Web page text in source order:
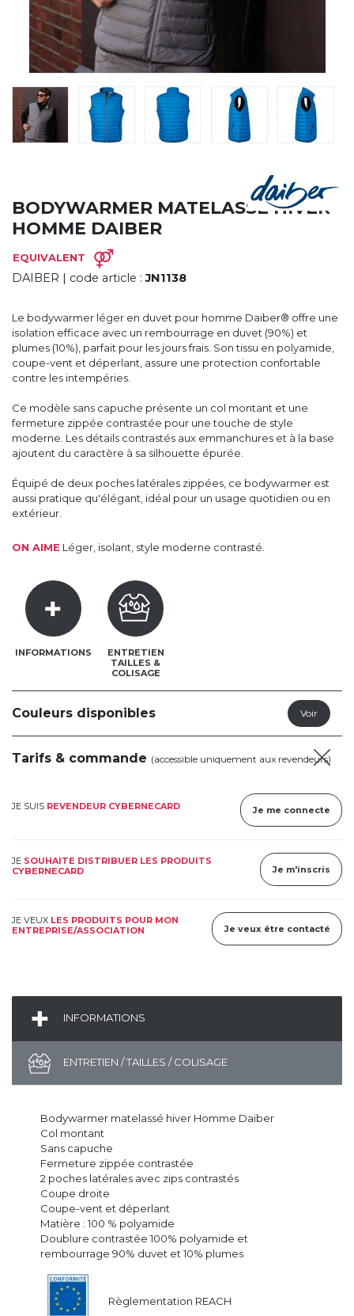
LA SOCIÉTÉ
SERVICES
ROADSHOWS, FORUM DES EXPERTS
MARQUES & CERTIFICATS
TECHNIQUES MARQUAGE
BLOG
BODYWARMER MATELASSÉ HIVER
HOMME DAIBER
EQUIVALENT
DAIBER | code article :JN1138
Le bodywarmer léger en duvet pour homme Daiber® offre une
isolation efficace avec un rembourrage en duvet (90%) et
plumes (10%), parfait pour les jours frais. Son tissu en polyamide,
coupe-vent et déperlant, assure une protection confortable
contre les intempéries.
Ce modèle sans capuche présente un col montant et une
fermeture zippée contrastée pour une touche de style
moderne. Les détails contrastés aux emmanchures et à la base
ajoutent du caractère à sa silhouette épurée.
Équipé de deux poches latérales zippées, ce bodywarmer est
aussi pratique qu'élégant, idéal pour un usage quotidien ou en
extérieur.
ON AIME Léger, isolant, style moderne contrasté.
INFORMATIONS
ENTRETIEN
TAILLES &
COLISAGE
Couleurs disponibles
Tarifs & commande (accessible uniquement aux revendeurs)
JE SUIS REVENDEUR CYBERNECARD Je me connecte
JE SOUHAITE DISTRIBUER LES PRODUITS
CYBERNECARD
Je m'inscris
JE VEUX LES PRODUITS POUR MON
ENTREPRISE/ASSOCIATION
Je veux être contacté
INFORMATIONS
ENTRETIEN / TAILLES / COLISAGE
Bodywarmer matelassé hiver Homme Daiber
Col montant
Sans capuche
Fermeture zippée contrastée
2 poches latérales avec zips contrastés
Coupe droite
Coupe-vent et déperlant
Matière : 100 % polyamide
Doublure contrastée 100% polyamide et
rembourrage 90% duvet et 10% plumes
Règlementation REACH